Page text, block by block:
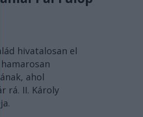
hivatalosan el
ahol
rá. II. Károly